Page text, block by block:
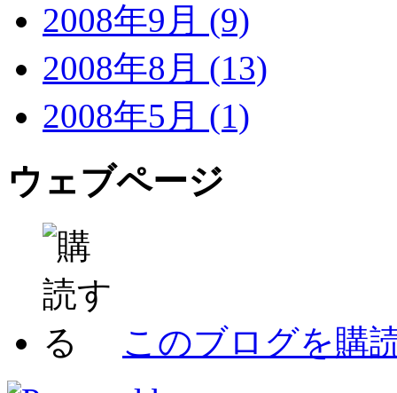
2008年9月 (9)
2008年8月 (13)
2008年5月 (1)
ウェブページ
このブログを購